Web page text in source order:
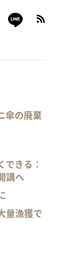
傘の廃棄
きる：
講へ
量漁獲で